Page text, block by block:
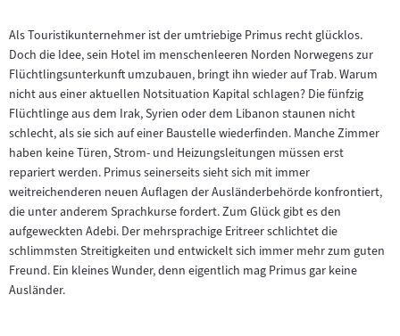
Als Touristikunternehmer ist der umtriebige Primus recht glücklos.
Doch die Idee, sein Hotel im menschenleeren Norden Norwegens zur
Flüchtlingsunterkunft umzubauen, bringt ihn wieder auf Trab. Warum
nicht aus einer aktuellen Notsituation Kapital schlagen? Die fünfzig
Flüchtlinge aus dem Irak, Syrien oder dem Libanon staunen nicht
schlecht, als sie sich auf einer Baustelle wiederfinden. Manche Zimmer
haben keine Türen, Strom- und Heizungsleitungen müssen erst
repariert werden. Primus seinerseits sieht sich mit immer
weitreichenderen neuen Auflagen der Ausländerbehörde konfrontiert,
die unter anderem Sprachkurse fordert. Zum Glück gibt es den
aufgeweckten Adebi. Der mehrsprachige Eritreer schlichtet die
schlimmsten Streitigkeiten und entwickelt sich immer mehr zum guten
Freund. Ein kleines Wunder, denn eigentlich mag Primus gar keine
Ausländer.